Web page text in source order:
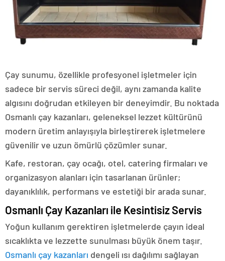
Çay sunumu, özellikle profesyonel işletmeler için
sadece bir servis süreci değil, aynı zamanda kalite
algısını doğrudan etkileyen bir deneyimdir. Bu noktada
Osmanlı çay kazanları, geleneksel lezzet kültürünü
modern üretim anlayışıyla birleştirerek işletmelere
güvenilir ve uzun ömürlü çözümler sunar.
Kafe, restoran, çay ocağı, otel, catering firmaları ve
organizasyon alanları için tasarlanan ürünler;
dayanıklılık, performans ve estetiği bir arada sunar.
Osmanlı Çay Kazanları ile Kesintisiz Servis
Yoğun kullanım gerektiren işletmelerde çayın ideal
sıcaklıkta ve lezzette sunulması büyük önem taşır.
Osmanlı çay kazanları dengeli ısı dağılımı sağlayan